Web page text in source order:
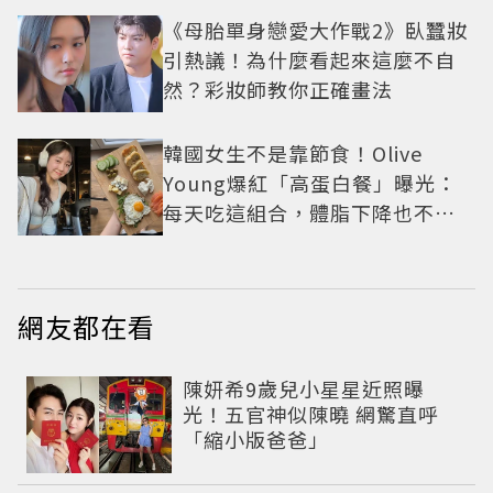
《母胎單身戀愛大作戰2》臥蠶妝
引熱議！為什麼看起來這麼不自
然？彩妝師教你正確畫法
韓國女生不是靠節食！Olive
Young爆紅「高蛋白餐」曝光：
每天吃這組合，體脂下降也不怕
網友都在看
陳妍希9歲兒小星星近照曝
光！五官神似陳曉 網驚直呼
「縮小版爸爸」